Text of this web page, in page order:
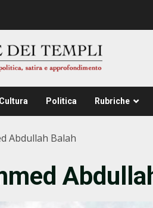
Cultura Politica Rubriche
Abdullah Balah